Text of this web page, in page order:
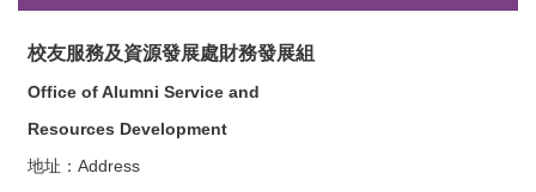
校友服務及資源發展處財務發展組
Office of Alumni Service and
Resources Development
地址：Address